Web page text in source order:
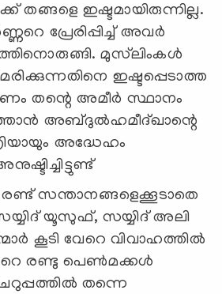
തങ്ങളെ ഇഷ്ടമായിരുന്നില്ല.
പ്രേരിപ്പിച്ച് അവർ
മുസ്‍ലിംകൾ
ഇഷ്ടപ്പെടാത്ത
തന്റെ അമീർ സ്ഥാനം
അബ്‌ദുൽഹമീദ്‌ഖാന്റെ
അദ്ധേഹം
രണ്ട് സന്താനങ്ങളെക്കൂടാതെ
യൂസുഫ്, സയ്യിദ് അലി
കൂടി വേറെ വിവാഹത്തിൽ
രണ്ടു പെൺമക്കൾ
തന്നെ